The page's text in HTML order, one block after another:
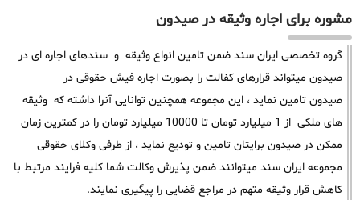
مشوره برای اجاره وثیقه در صیدون
گروه تخصصی ایران سند ضمن تامین انواع وثیقه و سندهای اجاره ای در
صیدون میتواند قرارهای کفالت را بصورت اجاره فیش حقوقی در
صیدون تامین نماید ، این مجموعه همچنین توانایی آنرا داشته که وثیقه
های ملکی از 1 میلیارد تومان تا 10000 میلیارد تومان را در کمترین زمان
ممکن در صیدون برایتان تامین و تودیع نماید ، از طرفی وکلای حقوقی
مجموعه ایران سند میتوانند ضمن پذیرش وکالت شما کلیه فرایند مرتبط با
کاهش قرار وثیقه متهم در مراجع قضایی را پیگیری نمایند.